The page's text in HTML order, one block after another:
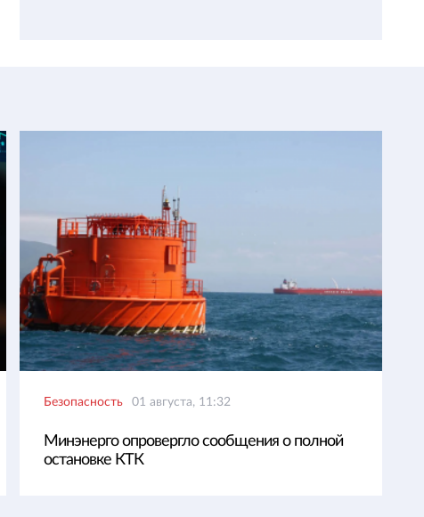
Безопасность 01 августа, 11:32
Минэнерго опровергло сообщения о полной
остановке КТК